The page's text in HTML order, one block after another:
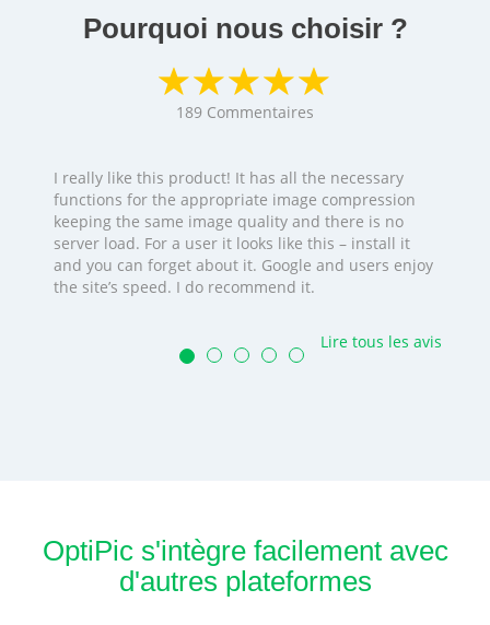
Pourquoi nous choisir ?
189 Commentaires
I really like this product! It has all the necessary
functions for the appropriate image compression
keeping the same image quality and there is no
server load. For a user it looks like this – install it
and you can forget about it. Google and users enjoy
the site’s speed. I do recommend it.
Lire tous les avis
OptiPic s'intègre facilement avec
d'autres plateformes